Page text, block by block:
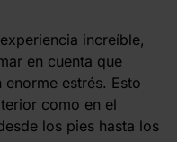
increíble,
en cuenta que
estrés. Esto
como en el
los pies hasta los